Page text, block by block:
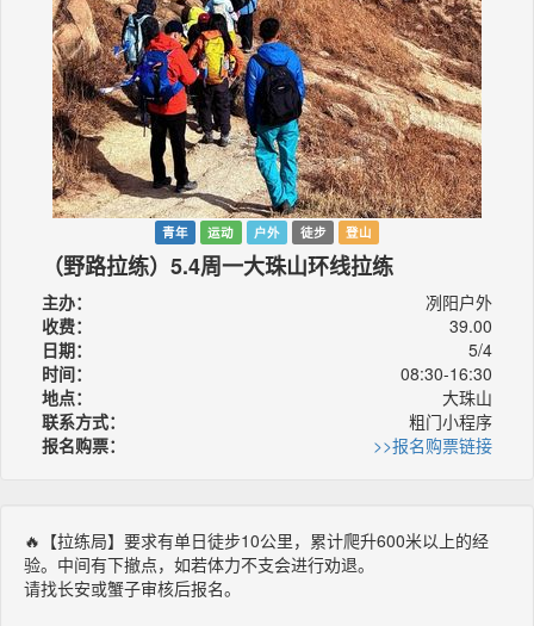
青年 运动 户外 徒步 登山
（野路拉练）5.4周一大珠山环线拉练
主办：
冽阳户外
收费：
39.00
日期：
5/4
时间：
08:30-16:30
地点：
大珠山
联系方式：
粗门小程序
报名购票：
>>报名购票链接
🔥【拉练局】要求有单日徒步10公里，累计爬升600米以上的经
验。中间有下撤点，如若体力不支会进行劝退。
请找长安或蟹子审核后报名。